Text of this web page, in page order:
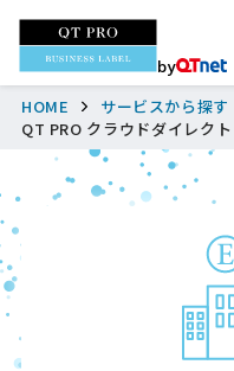
by
HOME サービスから探す
QT PRO クラウドダイレク